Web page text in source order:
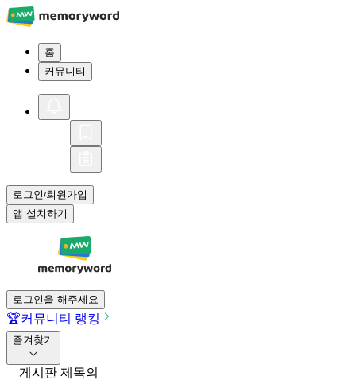
홈
커뮤니티
로그인/회원가입
앱 설치하기
로그인을 해주세요
🏆커뮤니티 랭킹
즐겨찾기
게시판 제목의